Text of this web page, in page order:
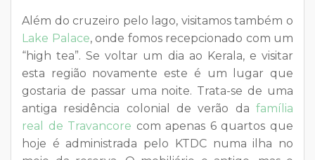
Além do cruzeiro pelo lago, visitamos também o
Lake Palace, onde fomos recepcionado com um
“high tea”. Se voltar um dia ao Kerala, e visitar
esta região novamente este é um lugar que
gostaria de passar uma noite. Trata-se de uma
antiga residência colonial de verão da família
real de Travancore com apenas 6 quartos que
hoje é administrada pelo KTDC numa ilha no